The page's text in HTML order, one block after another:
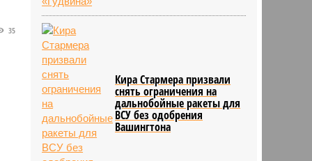
35
Кира Стармера призвали
снять ограничения на
дальнобойные ракеты для
ВСУ без одобрения
Вашингтона